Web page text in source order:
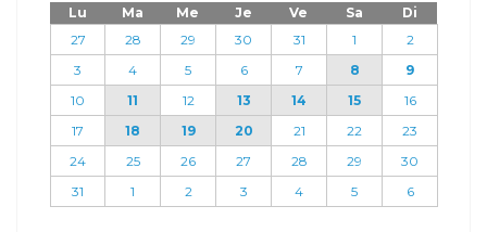
Lu Ma Me Je Ve Sa
Di
27
28 29 30 31 1
2
3
4 5 6 7 8
9
10
11 12 13 14 15
16
17
18 19 20 21 22
23
24
25 26 27 28 29
30
31
1 2 3 4 5 6